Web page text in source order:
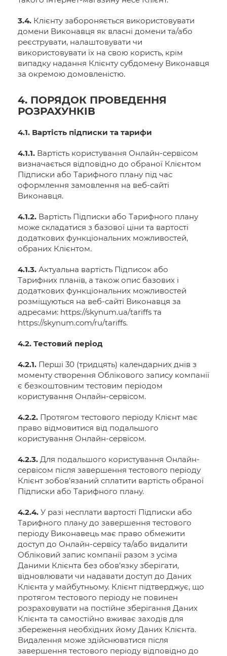
3.4. Клієнту забороняється використовувати
домени Виконавця як власні домени та/або
реєструвати, налаштовувати чи
використовувати їх на свою користь, крім
випадку надання Клієнту субдомену Виконавця
за окремою домовленістю.
4. ПОРЯДОК ПРОВЕДЕННЯ
РОЗРАХУНКІВ
4.1. Вартість підписки та тарифи
4.1.1. Вартість користування Онлайн-сервісом
визначається відповідно до обраної Клієнтом
Підписки або Тарифного плану під час
оформлення замовлення на веб-сайті
Виконавця.
4.1.2. Вартість Підписки або Тарифного плану
може складатися з базової ціни та вартості
додаткових функціональних можливостей,
обраних Клієнтом.
4.1.3. Актуальна вартість Підписок або
Тарифних планів, а також опис базових і
додаткових функціональних можливостей
розміщуються на веб-сайті Виконавця за
адресами: https://skynum.ua/tariffs та
https://skynum.com/ru/tariffs.
4.2. Тестовий період
4.2.1. Перші 30 (тридцять) календарних днів з
моменту створення Облікового запису компанії
є безкоштовним тестовим періодом
користування Онлайн-сервісом.
4.2.2. Протягом тестового періоду Клієнт має
право відмовитися від подальшого
користування Онлайн-сервісом.
4.2.3. Для подальшого користування Онлайн-
сервісом після завершення тестового періоду
Клієнт зобов’язаний сплатити вартість обраної
Підписки або Тарифного плану.
4.2.4. У разі несплати вартості Підписки або
Тарифного плану до завершення тестового
періоду Виконавець має право обмежити
доступ до Онлайн-сервісу та/або видалити
Обліковий запис компанії разом з усіма
Даними Клієнта без обов’язку зберігати,
відновлювати чи надавати доступ до Даних
Клієнта у майбутньому. Клієнт підтверджує, що
протягом тестового періоду не повинен
розраховувати на постійне зберігання Даних
Клієнта та самостійно вживає заходів для
збереження необхідних йому Даних Клієнта.
Видалення може здійснюватися після
завершення тестового періоду відповідно до